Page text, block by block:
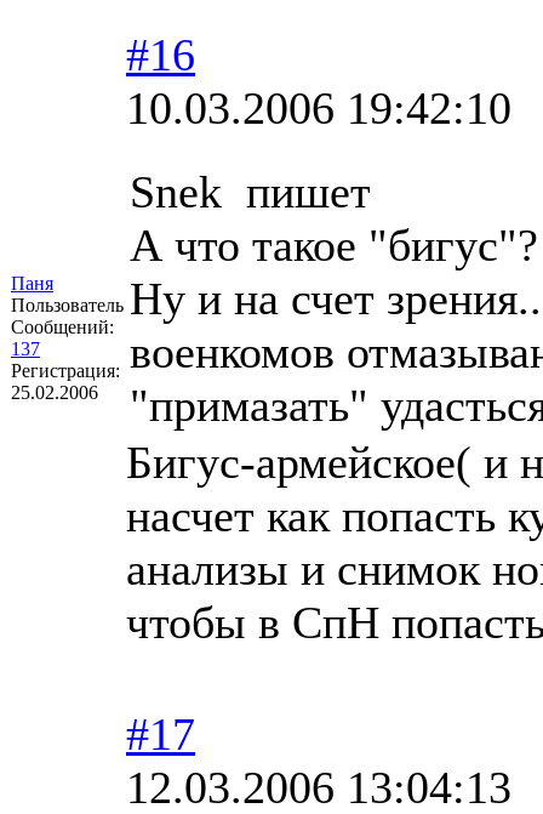
Паня
Пользователь
Сообщений:
137
Регистрация:
25.02.2006
#16
10.03.2006 19:42:10
Snek пишет
А что такое
Ну и на счет
военкомов
"примазать"
Бигус-армейское( и
насчет как попасть
анализы и снимок
чтобы в СпН
#17
12.03.2006 13:04:13